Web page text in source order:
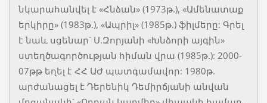
նկարահանվել է «Հնձան» (1973թ.), «Ամենատաք
երկիրը» (1983թ.), «Ապրիլ» (1985թ.) ֆիլմերը: Գրել
է նաև սցենար` Ս.Զորյանի «Խնձորի այգին»
ստեղծագործության հիման վրա (1985թ.): 2000-
07թթ եղել է ՀՀ ԱԺ պատգամավոր: 1980թ.
արժանացել է Դերենիկ Դեմիրճյանի անվան